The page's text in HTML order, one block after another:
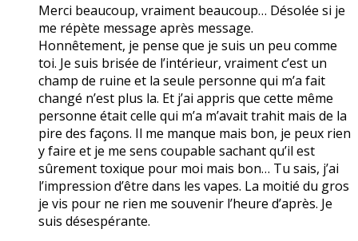
Merci beaucoup, vraiment beaucoup… Désolée si je
me répète message après message.
Honnêtement, je pense que je suis un peu comme
toi. Je suis brisée de l’intérieur, vraiment c’est un
champ de ruine et la seule personne qui m’a fait
changé n’est plus la. Et j’ai appris que cette même
personne était celle qui m’a m’avait trahit mais de la
pire des façons. Il me manque mais bon, je peux rien
y faire et je me sens coupable sachant qu’il est
sûrement toxique pour moi mais bon… Tu sais, j’ai
l’impression d’être dans les vapes. La moitié du gros
je vis pour ne rien me souvenir l’heure d’après. Je
suis désespérante.